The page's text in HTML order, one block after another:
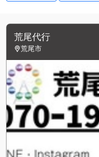
荒尾代行
荒尾市